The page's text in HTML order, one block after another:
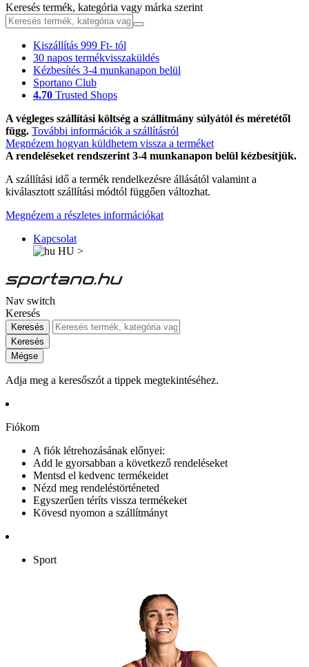
Keresés termék, kategória vagy márka szerint
Kiszállítás 999 Ft- tól
30 napos termékvisszaküldés
Kézbesítés 3-4 munkanapon belül
Sportano Club
4.70 Trusted Shops
A végleges szállítási költség a szállítmány súlyától és méretétől
függ. További információk a szállításról
Megnézem hogyan küldhetem vissza a terméket
A rendeléseket rendszerint 3-4 munkanapon belül kézbesítjük.
A szállítási idő a termék rendelkezésre állásától valamint a
kiválasztott szállítási módtól függően változhat.
Megnézem a részletes információkat
Kapcsolat
HU >
Nav switch
Keresés
Keresés
Keresés
Mégse
Adja meg a keresőszót a tippek megtekintéséhez.
Fiókom
A fiók létrehozásának előnyei:
Add le gyorsabban a következő rendeléseket
Mentsd el kedvenc termékeidet
Nézd meg rendeléstörténeted
Egyszerűen téríts vissza termékeket
Kövesd nyomon a szállítmányt
Sport